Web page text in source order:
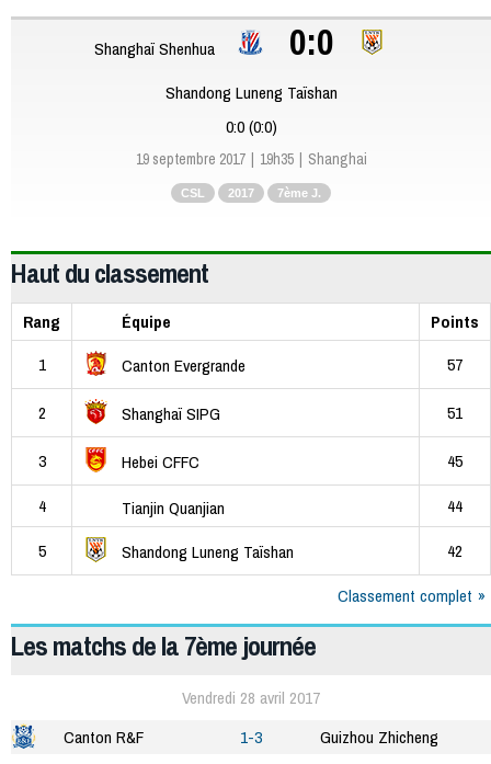
Shanghaï Shenhua 0:0
Shandong Luneng Taïshan
0:0 (0:0)
19 septembre 2017 19h35 Shanghai
CSL 2017 7ème J.
Haut du classement
Rang Équipe
Points
1
Canton Evergrande 57
2 Shanghaï SIPG 51
3 Hebei CFFC
45
4
Tianjin Quanjian
44
5
Shandong Luneng Taïshan
42
Classement complet
Les matchs de la 7ème journée
Vendredi 28 avril 2017
Canton R&F
1-3
Guizhou Zhicheng